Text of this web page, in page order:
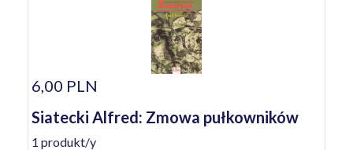
6,00 PLN
Siatecki Alfred: Zmowa pułkowników
1 produkt/y